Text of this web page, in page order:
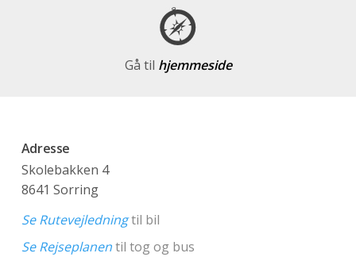
Gå til hjemmeside
Adresse
Skolebakken 4
8641 Sorring
Se Rutevejledningtil bil
Se Rejseplanentil tog og bus